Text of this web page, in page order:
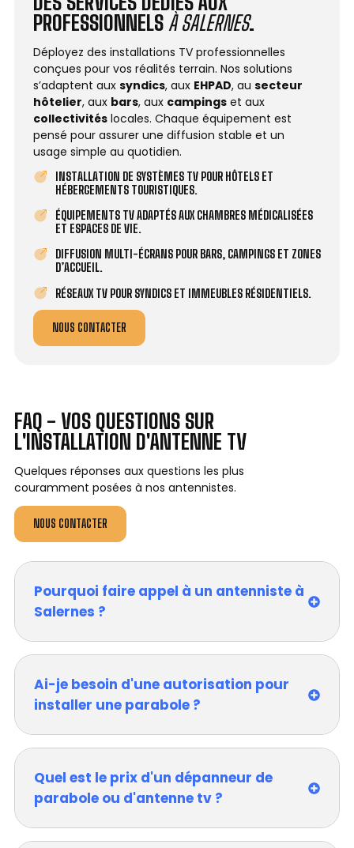
PROFESSIONNELS À SALERNES.
Déployez des installations TV professionnelles
conçues pour vos réalités terrain. Nos solutions
s’adaptent aux syndics, aux EHPAD, au secteur
hôtelier, aux bars, aux campings et aux
collectivités locales. Chaque équipement est
pensé pour assurer une diffusion stable et un
usage simple au quotidien.
INSTALLATION DE SYSTÈMES TV POUR HÔTELS ET
HÉBERGEMENTS TOURISTIQUES.
ÉQUIPEMENTS TV ADAPTÉS AUX CHAMBRES MÉDICALISÉES
ET ESPACES DE VIE.
DIFFUSION MULTI-ÉCRANS POUR BARS, CAMPINGS ET ZONES
D’ACCUEIL.
RÉSEAUX TV POUR SYNDICS ET IMMEUBLES RÉSIDENTIELS.
NOUS CONTACTER
FAQ - VOS QUESTIONS SUR
L'INSTALLATION D'ANTENNE TV
Quelques réponses aux questions les plus
couramment posées à nos antennistes.
NOUS CONTACTER
Pourquoi faire appel à un antenniste à
Salernes ?
Ai-je besoin d'une autorisation pour
installer une parabole ?
Quel est le prix d'un dépanneur de
parabole ou d'antenne tv ?